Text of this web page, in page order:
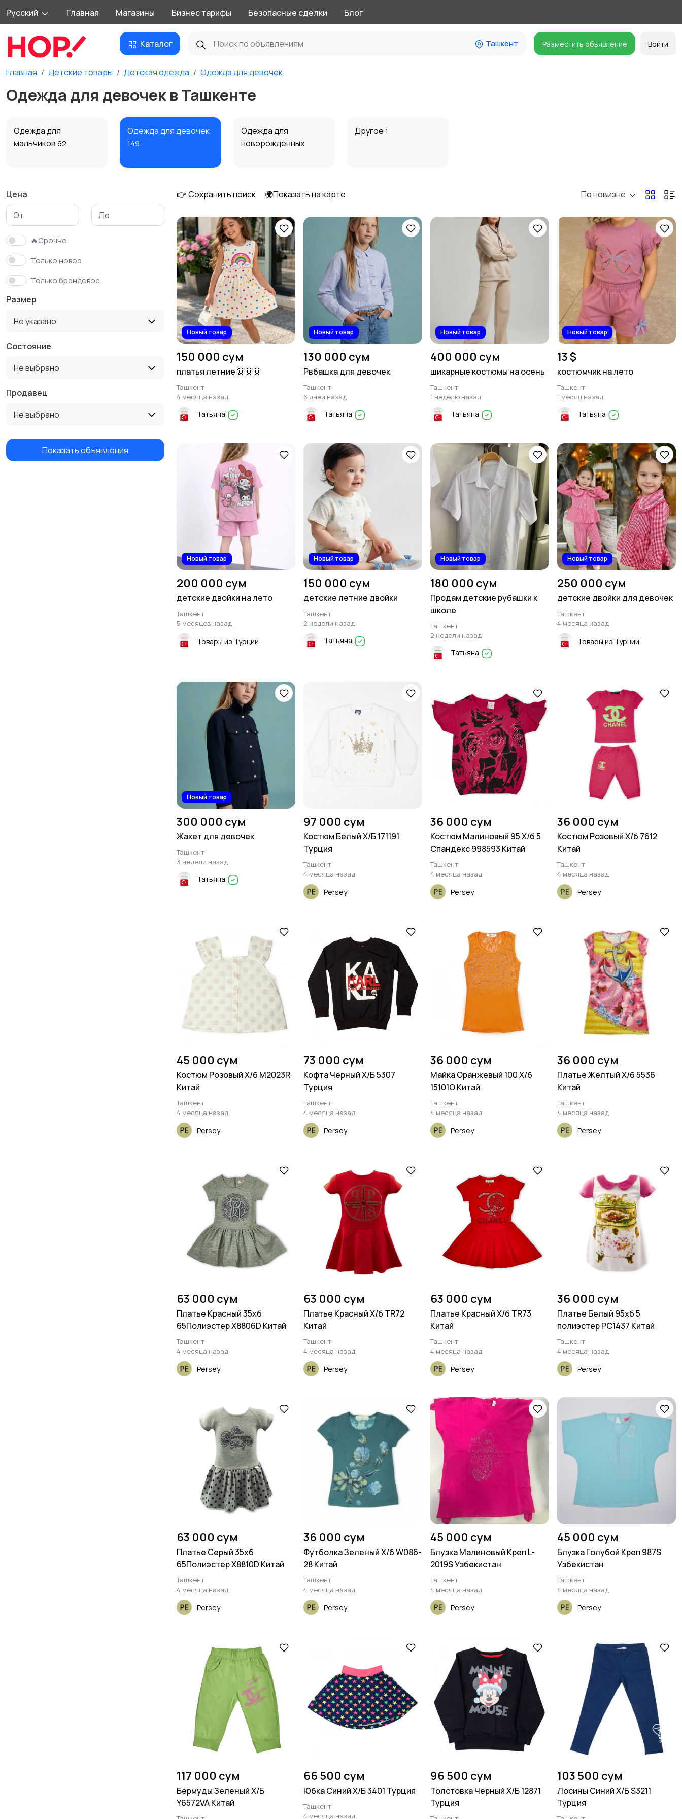
Русский Главная Магазины Бизнес тарифы Безопасные сделки Блог
Каталог Ташкент Разместить объявление Войти
Главная Детские товары Детская одежда Одежда для девочек
Одежда для девочек в Ташкенте
Одежда для
мальчиков 62
Одежда для девочек
149
Одежда для
новорожденных
Другое 1
Цена
🔥Срочно
Только новое
Только брендовое
Размер
Не указано
Состояние
Не выбрано
Продавец
Не выбрано
Показать объявления
👉 Сохранить поиск 🌍Показать на карте По новизне
Новый товар
150 000 сум
платья летние 👗👗👗
Ташкент
4 месяца назад
Татьяна
Новый товар
130 000 сум
Рвбашка для девочек
Ташкент
6 дней назад
Татьяна
Новый товар
400 000 сум
шикарные костюмы на осень
Ташкент
1 неделю назад
Татьяна
Новый товар
13 $
костюмчик на лето
Ташкент
1 месяц назад
Татьяна
Новый товар
200 000 сум
детские двойки на лето
Ташкент
5 месяцев назад
Товары из Турции
Новый товар
150 000 сум
детские летние двойки
Ташкент
2 недели назад
Татьяна
Новый товар
180 000 сум
Продам детские рубашки к
школе
Ташкент
2 недели назад
Татьяна
Новый товар
250 000 сум
детские двойки для девочек
Ташкент
4 месяца назад
Товары из Турции
Новый товар
300 000 сум
Жакет для девочек
Ташкент
3 недели назад
Татьяна
97 000 сум
Костюм Белый Х/Б 171191
Турция
Ташкент
4 месяца назад
Persey
36 000 сум
Костюм Малиновый 95 Х/б 5
Спандекс 998593 Китай
Ташкент
4 месяца назад
Persey
36 000 сум
Костюм Розовый Х/б 7612
Китай
Ташкент
4 месяца назад
Persey
45 000 сум
Костюм Розовый Х/б M2023R
Китай
Ташкент
4 месяца назад
Persey
73 000 сум
Кофта Черный Х/Б 5307
Турция
Ташкент
4 месяца назад
Persey
36 000 сум
Майка Оранжевый 100 Х/б
15101O Китай
Ташкент
4 месяца назад
Persey
36 000 сум
Платье Желтый Х/б 5536
Китай
Ташкент
4 месяца назад
Persey
63 000 сум
Платье Красный 35хб
65Полиэстер X8806D Китай
Ташкент
4 месяца назад
Persey
63 000 сум
Платье Красный Х/б TR72
Китай
Ташкент
4 месяца назад
Persey
63 000 сум
Платье Красный Х/б TR73
Китай
Ташкент
4 месяца назад
Persey
36 000 сум
Платье Белый 95хб 5
полиэстер PC1437 Китай
Ташкент
4 месяца назад
Persey
63 000 сум
Платье Серый 35хб
65Полиэстер X8810D Китай
Ташкент
4 месяца назад
Persey
36 000 сум
Футболка Зеленый Х/б W086-
28 Китай
Ташкент
4 месяца назад
Persey
45 000 сум
Блузка Малиновый Креп L-
2019S Узбекистан
Ташкент
4 месяца назад
Persey
45 000 сум
Блузка Голубой Креп 987S
Узбекистан
Ташкент
4 месяца назад
Persey
117 000 сум
Бермуды Зеленый Х/Б
Y6572VA Китай
66 500 сум
Юбка Синий Х/Б 3401 Турция
Ташкент
4 месяца назад
96 500 сум
Толстовка Черный Х/Б 12871
Турция
103 500 сум
Лосины Синий Х/Б S3211
Турция